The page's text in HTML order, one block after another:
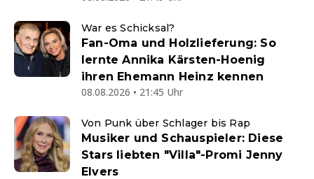
War es Schicksal?
Fan-Oma und Holzlieferung: So
lernte Annika Kärsten-Hoenig
ihren Ehemann Heinz kennen
08.08.2026 • 21:45 Uhr
Von Punk über Schlager bis Rap
Musiker und Schauspieler: Diese
Stars liebten "Villa"-Promi Jenny
Elvers